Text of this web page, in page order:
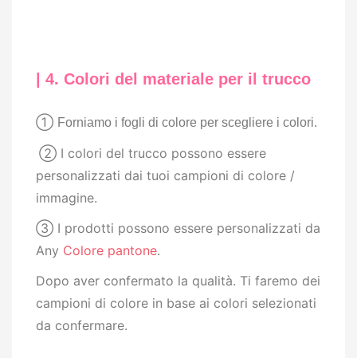
| 4. Colori del materiale per il trucco
① Forniamo i fogli di colore per scegliere i colori.
② I colori del trucco possono essere
personalizzati dai tuoi campioni di colore /
immagine.
③ I prodotti possono essere personalizzati da
Any Colore pantone.
Dopo aver confermato la qualità. Ti faremo dei
campioni di colore in base ai colori selezionati
da confermare.